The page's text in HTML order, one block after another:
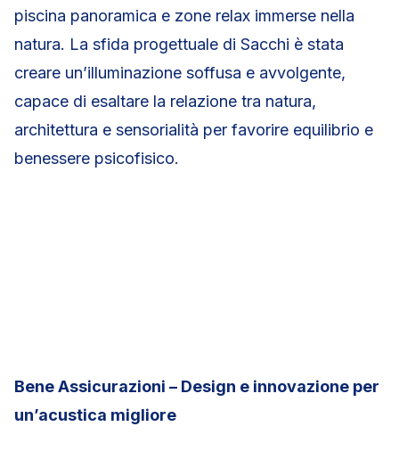
piscina panoramica e zone relax immerse nella
natura. La sfida progettuale di Sacchi è stata
creare un’illuminazione soffusa e avvolgente,
capace di esaltare la relazione tra natura,
architettura e sensorialità per favorire equilibrio e
benessere psicofisico.
Bene Assicurazioni – Design e innovazione per
un’acustica migliore